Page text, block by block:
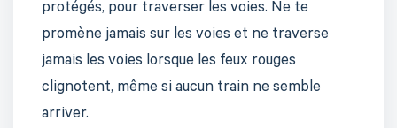
protégés, pour traverser les voies. Ne te
promène jamais sur les voies et ne traverse
jamais les voies lorsque les feux rouges
clignotent, même si aucun train ne semble
arriver.